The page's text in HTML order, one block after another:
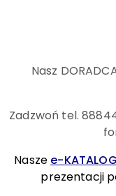
Nasz
Zadzwoń tel.
Nasze e-
prezentacji